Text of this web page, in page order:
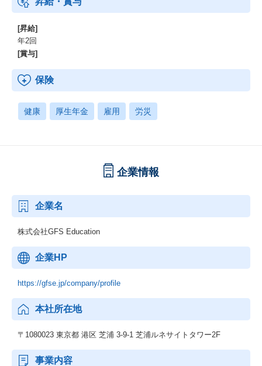
[昇給]
年2回
[賞与]
保険
健康 厚生年金 雇用 労災
企業情報
企業名
株式会社GFS Education
企業HP
https://gfse.jp/company/profile
本社所在地
〒1080023 東京都 港区 芝浦 3-9-1 芝浦ルネサイトタワー2F
事業内容